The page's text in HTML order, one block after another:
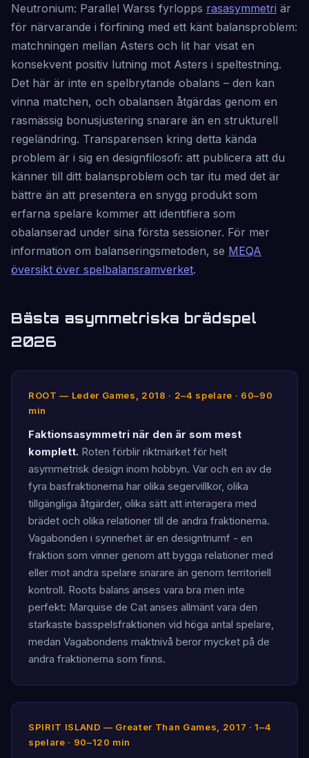
Neutronium: Parallel Warss fyrlopps rasasymmetri är
för närvarande i förfining med ett känt balansproblem:
matchningen mellan Asters och Iit har visat en
konsekvent positiv lutning mot Asters i speltestning.
Det här är inte en spelbrytande obalans – den kan
vinna matchen, och obalansen åtgärdas genom en
rasmässig bonusjustering snarare än en strukturell
regeländring. Transparensen kring detta kända
problem är i sig en designfilosofi: att publicera att du
känner till ditt balansproblem och tar itu med det är
bättre än att presentera en snygg produkt som
erfarna spelare kommer att identifiera som
obalanserad under sina första sessioner. För mer
information om balanseringsmetoden, se MEQA
översikt över spelbalansramverket.
Bästa asymmetriska brädspel
2026
ROOT — Leder Games, 2018 · 2–4 spelare · 60–90
min
Faktionsasymmetri när den är som mest
komplett. Roten förblir riktmärket för helt
asymmetrisk design inom hobbyn. Var och en av de
fyra basfraktionerna har olika segervillkor, olika
tillgängliga åtgärder, olika sätt att interagera med
brädet och olika relationer till de andra fraktionerna.
Vagabonden i synnerhet är en designtriumf - en
fraktion som vinner genom att bygga relationer med
eller mot andra spelare snarare än genom territoriell
kontroll. Roots balans anses vara bra men inte
perfekt: Marquise de Cat anses allmänt vara den
starkaste basspelsfraktionen vid höga antal spelare,
medan Vagabondens maktnivå beror mycket på de
andra fraktionerna som finns.
SPIRIT ISLAND — Greater Than Games, 2017 · 1–4
spelare · 90–120 min